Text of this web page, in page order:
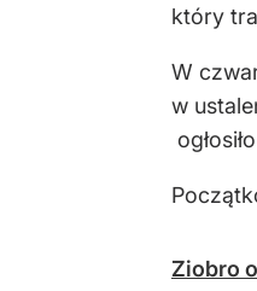
który
W
w
Ziobro